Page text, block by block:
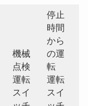
機械
点検
運転
スイ
停止
時間
から
の運
転
運転
スイ